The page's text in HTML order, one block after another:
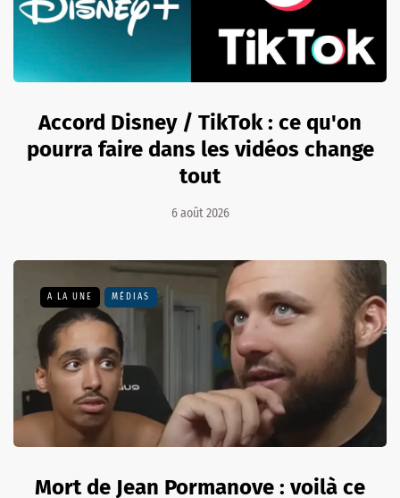
Accord Disney / TikTok : ce qu'on
pourra faire dans les vidéos change
tout
6 août 2026
A LA UNE MÉDIAS
Mort de Jean Pormanove : voilà ce